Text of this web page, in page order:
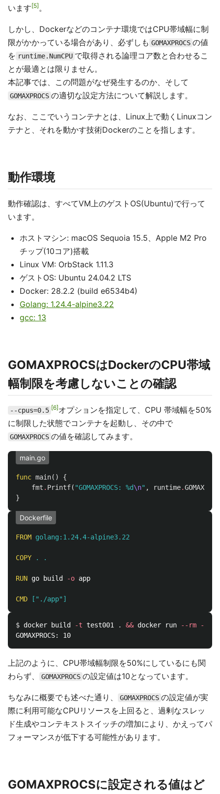
います 5 。
しかし、Dockerなどのコンテナ環境ではCPU帯域幅に制
限がかかっている場合があり、必ずしも GOMAXPROCS の値
を runtime.NumCPU で取得される論理コア数と合わせるこ
とが最適とは限りません。
本記事では、この問題がなぜ発生するのか、そして
GOMAXPROCS の適切な設定方法について解説します。
なお、ここでいうコンテナとは、Linux上で動くLinuxコン
テナと、それを動かす技術Dockerのことを指します。
動作環境
動作確認は、すべてVM上のゲストOS(Ubuntu)で行って
います。
ホストマシン: macOS Sequoia 15.5、Apple M2 Pro
チップ(10コア)搭載
Linux VM: OrbStack 1.11.3
ゲストOS: Ubuntu 24.04.2 LTS
Docker: 28.2.2 (build e6534b4)
Golang: 1.24.4-alpine3.22
gcc: 13
GOMAXPROCSはDockerのCPU帯域
幅制限を考慮しないことの確認
--cpus=0.5 6 オプションを指定して、CPU 帯域幅を50%
に制限した状態でコンテナを起動し、その中で
GOMAXPROCS の値を確認してみます。
main.go
func main()
{
fmt . Printf( "GOMAXPROCS: %d\n" , runtime.
}
Dockerfile
FROM golang:1.24.4-alpine3.22
COPY . .
RUN go build -o app
CMD ["./app"]
$ docker build -t test001 . && docker run --rm
--
上記のように、CPU帯域幅制限を50%にしているにも関
わらず、
GOMAXPROCS の設定値は10となっています。
ちなみに概要でも述べた通り、 GOMAXPROCS の設定値が実
際に利用可能なCPUリソースを上回ると、過剰なスレッ
ド生成やコンテキストスイッチの増加により、かえってパ
フォーマンスが低下する可能性があります。
GOMAXPROCSに設定される値はど